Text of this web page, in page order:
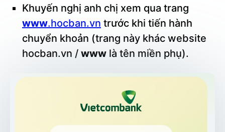
Khuyến nghị anh chị xem qua trang
www.hocban.vn trước khi tiến hành
chuyển khoản (trang này khác website
hocban.vn / www là tên miền phụ).